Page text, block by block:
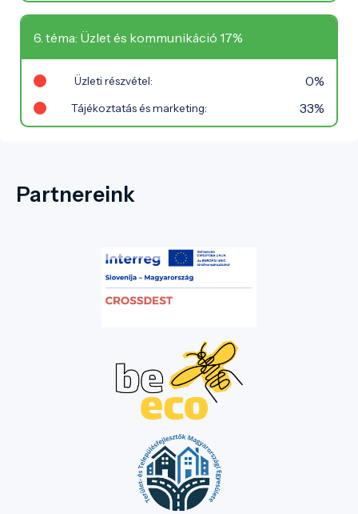
6. téma: Üzlet és kommunikáció 17%
Üzleti részvétel: 0%
Tájékoztatás és marketing: 33%
Partnereink